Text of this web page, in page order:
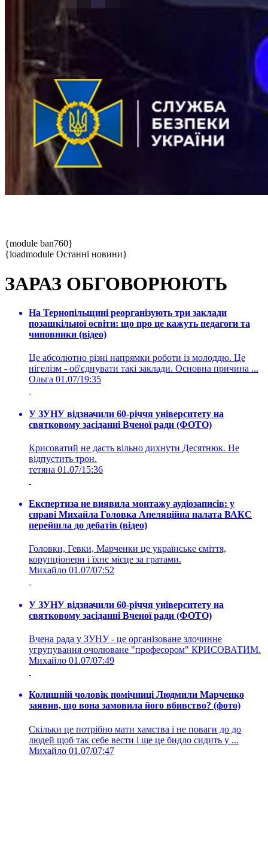
{module ban760}
{loadmodule Останні новини}
ЗАРАЗ ОБГОВОРЮЮТЬ
На Тернопільщині реорганізують три заклади
позашкільної освіти: що про це кажуть педагоги та
чиновники (відео)
Це абсолютно різні напрямки роботи із молоддю. Це
нігелізм - об'єднувати такі заклади. Основна причина ...
Ольга 01.07/19:35
У ЗУНУ відзначили 60-річчя університету на
святковому засіданні Вченої ради (ФОТО)
Крисоватий не дасть вільно дихнути Десятнюк. Не
відпустить трон.
тетяна 01.07/15:36
Експертиза не виявила монтажу аудіозаписів: у
справі Михайла Головка Апеляційна палата ВАКС
перейшла до дебатів (відео)
Головки, Гевки, Марченки це українське сміття,
корупціонери і їхнє місце за гратами.
Михайло 01.07/07:52
У ЗУНУ відзначили 60-річчя університету на
святковому засіданні Вченої ради (ФОТО)
Вчена рада у ЗУНУ - це організоване злочинне
угрупування очолюване "професором" КРИСОВАТИМ.
Михайло 01.07/07:49
Колишній чоловік помічниці Людмили Марченко
заявив, що вона замовила його вбивство? (фото)
Скільки це потрібно мати хамства і не поваги до до
людей щоб так себе вести і ще це бидло сидить у ...
Михайло 01.07/07:47